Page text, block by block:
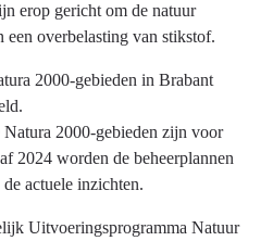
erop gericht om de natuur
een overbelasting van stikstof.
2000-gebieden in Brabant
2000-gebieden zijn voor
2024 worden de beheerplannen
actuele inzichten.
Uitvoeringsprogramma Natuur